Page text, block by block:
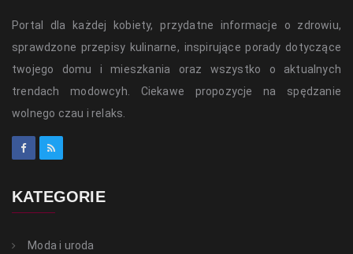
Portal dla każdej kobiety, przydatne informacje o zdrowiu,
sprawdzone przepisy kulinarne, inspirujące porady dotyczące
twojego domu i mieszkania oraz wszystko o aktualnych
trendach modowcyh. Ciekawe propozycje na spędzanie
wolnego czau i relaks.
KATEGORIE
Moda i uroda